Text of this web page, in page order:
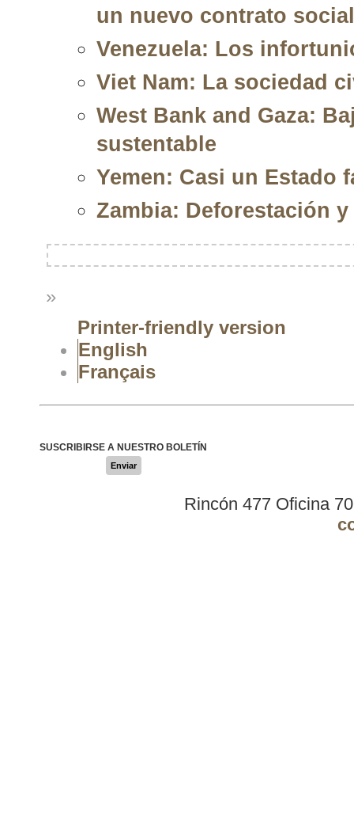
un nuevo contrato social
Venezuela: Los
Viet Nam: La sociedad
West Bank and Gaza:
sustentable
Yemen: Casi un Estado
Zambia: Deforestación
»
Printer-friendly version
English
Français
SUSCRIBIRSE A NUESTRO BOLETÍN
Enviar
Rincón 477 Oficina